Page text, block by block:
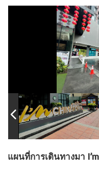
แผนที่การเดินทางมา